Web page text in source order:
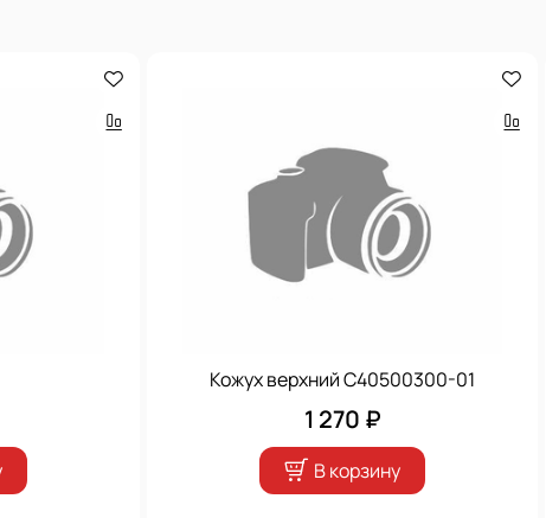
Кожух верхний С40500300-01
1 270 ₽
В корзину